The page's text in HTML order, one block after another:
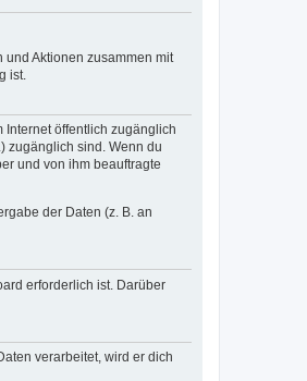
Aktionen zusammen mit
ist.
Internet öffentlich zugänglich
zugänglich sind. Wenn du
und von ihm beauftragte
der Daten (z. B. an
erforderlich ist. Darüber
verarbeitet, wird er dich